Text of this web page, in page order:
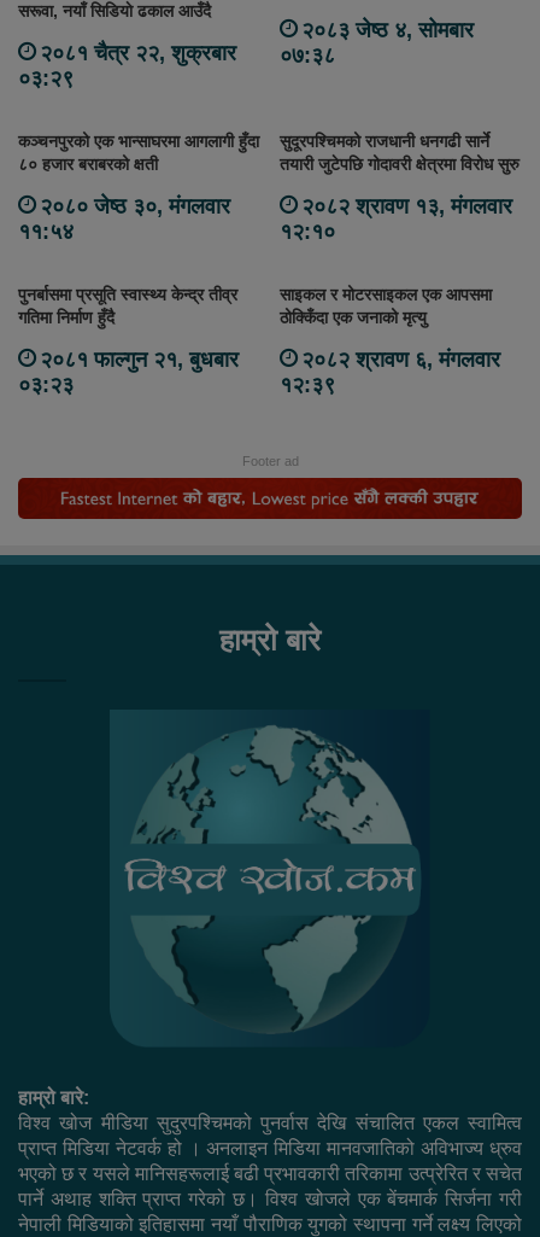
सरूवा, नयाँ सिडियाे ढकाल आउँदै
२०८१ चैत्र २२, शुक्रबार
०३:२९
२०८३ जेष्ठ ४, सोमबार
०७:३८
कञ्चनपुरको एक भान्साघरमा आगलागी हुँदा
८० हजार बराबरको क्षती
२०८० जेष्ठ ३०, मंगलवार
११:५४
सुदूरपश्चिमको राजधानी धनगढी सार्ने
तयारी जुटेपछि गोदावरी क्षेत्रमा विरोध सुरु
२०८२ श्रावण १३, मंगलवार
१२:१०
पुनर्बासमा प्रसूति स्वास्थ्य केन्द्र तीव्र
गतिमा निर्माण हुँदै
२०८१ फाल्गुन २१, बुधबार
०३:२३
साइकल र मोटरसाइकल एक आपसमा
ठोक्किँदा एक जनाको मृत्यु
२०८२ श्रावण ६, मंगलवार
१२:३९
Footer ad
हाम्रो बारे
हाम्रो बारे:
विश्व खोज मीडिया सुदुरपश्चिमको पुनर्वास देखि संचालित एकल स्वामित्व
प्राप्त मिडिया नेटवर्क हो । अनलाइन मिडिया मानवजातिको अविभाज्य ध्रुव
भएको छ र यसले मानिसहरूलाई बढी प्रभावकारी तरिकामा उत्प्रेरित र सचेत
पार्ने अथाह शक्ति प्राप्त गरेको छ। विश्व खोजले एक बेंचमार्क सिर्जना गरी
नेपाली मिडियाको इतिहासमा नयाँ पौराणिक युगको स्थापना गर्ने लक्ष्य लिएको